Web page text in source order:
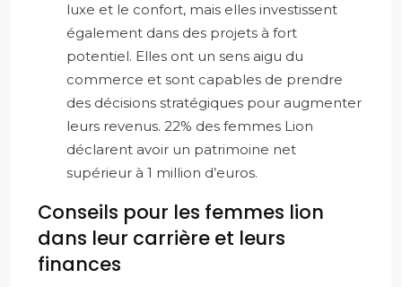
luxe et le confort, mais elles investissent
également dans des projets à fort
potentiel. Elles ont un sens aigu du
commerce et sont capables de prendre
des décisions stratégiques pour augmenter
leurs revenus. 22% des femmes Lion
déclarent avoir un patrimoine net
supérieur à 1 million d’euros.
Conseils pour les femmes lion
dans leur carrière et leurs
finances